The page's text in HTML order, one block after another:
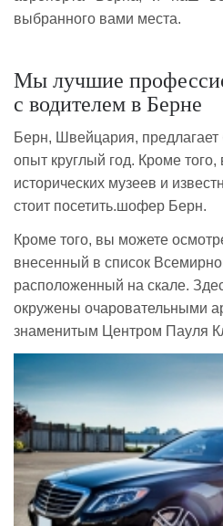
выбранного вами места.
Мы лучшие
с водителем в Берне
Берн, Швейцария, предлагает
опыт круглый год. Кроме
исторических музеев и
стоит посетить.шофер Берн.
Кроме того, вы можете
внесенный в список
расположенный на скале.
окружены очаровательными
знаменитым Центром Пауля